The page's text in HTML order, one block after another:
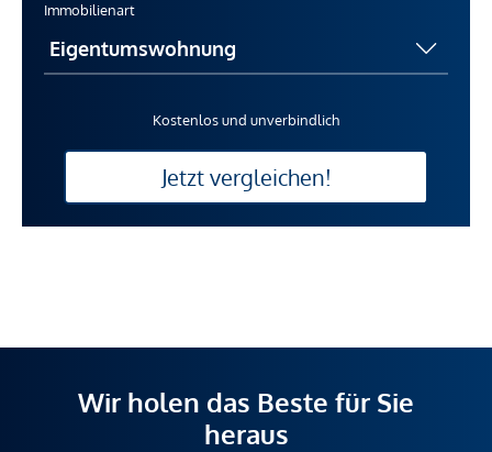
Immobilienart
Kostenlos und unverbindlich
Jetzt vergleichen!
Wir holen das Beste für Sie
heraus